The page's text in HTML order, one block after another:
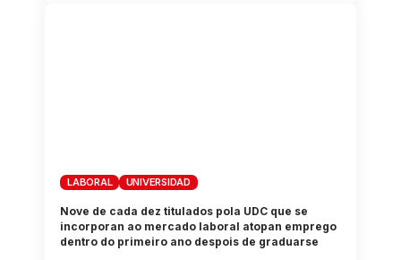
LABORAL UNIVERSIDAD
Nove de cada dez titulados pola UDC que se
incorporan ao mercado laboral atopan emprego
dentro do primeiro ano despois de graduarse